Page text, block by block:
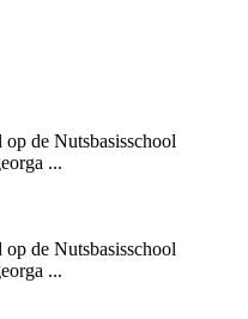
de Nutsbasisschool
...
de Nutsbasisschool
...